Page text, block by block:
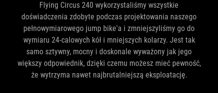
Flying Circus 240 wykorzystaliśmy wszystkie
doświadczenia zdobyte podczas projektowania naszego
pełnowymiarowego jump bike'a i zmniejszyliśmy go do
wymiaru 24-calowych kół i mniejszych kolarzy. Jest tak
samo sztywny, mocny i doskonale wyważony jak jego
większy odpowiednik, dzięki czemu możesz mieć pewność,
że wytrzyma nawet najbrutalniejszą eksploatację.